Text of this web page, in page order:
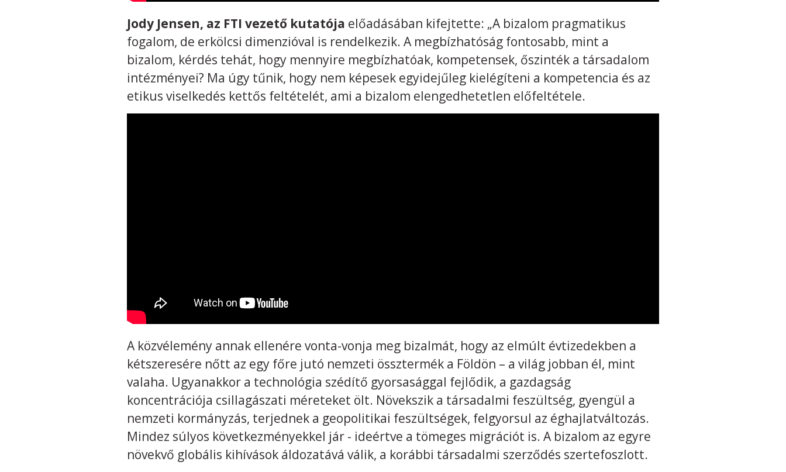
Jody Jensen, az FTI vezető kutatója előadásában kifejtette: „A bizalom pragmatikus
fogalom, de erkölcsi dimenzióval is rendelkezik. A megbízhatóság fontosabb, mint a
bizalom, kérdés tehát, hogy mennyire megbízhatóak, kompetensek, őszinték a társadalom
intézményei? Ma úgy tűnik, hogy nem képesek egyidejűleg kielégíteni a kompetencia és az
etikus viselkedés kettős feltételét, ami a bizalom elengedhetetlen előfeltétele.
A közvélemény annak ellenére vonta-vonja meg bizalmát, hogy az elmúlt évtizedekben a
kétszeresére nőtt az egy főre jutó nemzeti össztermék a Földön – a világ jobban él, mint
valaha. Ugyanakkor a technológia szédítő gyorsasággal fejlődik, a gazdagság
koncentrációja csillagászati méreteket ölt. Növekszik a társadalmi feszültség, gyengül a
nemzeti kormányzás, terjednek a geopolitikai feszültségek, felgyorsul az éghajlatváltozás.
Mindez súlyos következményekkel jár - ideértve a tömeges migrációt is. A bizalom az egyre
növekvő globális kihívások áldozatává válik, a korábbi társadalmi szerződés szertefoszlott.